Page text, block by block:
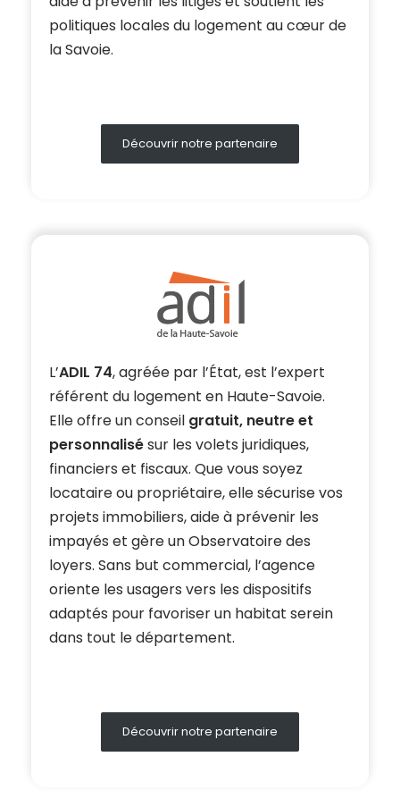
politiques locales du logement au cœur de
la Savoie.
Découvrir notre partenaire
L’ADIL 74, agréée par l’État, est l’expert
référent du logement en Haute-Savoie.
Elle offre un conseil gratuit, neutre et
personnalisésur les volets juridiques,
financiers et fiscaux. Que vous soyez
locataire ou propriétaire, elle sécurise vos
projets immobiliers, aide à prévenir les
impayés et gère un Observatoire des
loyers. Sans but commercial, l’agence
oriente les usagers vers les dispositifs
adaptés pour favoriser un habitat serein
dans tout le département.
Découvrir notre partenaire